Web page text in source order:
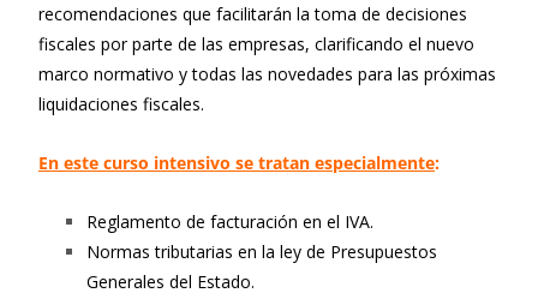
recomendaciones que facilitarán la toma de decisiones
fiscales por parte de las empresas, clarificando el nuevo
marco normativo y todas las novedades para las próximas
liquidaciones fiscales.
En este curso intensivo se tratan especialmente:
Reglamento de facturación en el IVA.
Normas tributarias en la ley de Presupuestos
Generales del Estado.